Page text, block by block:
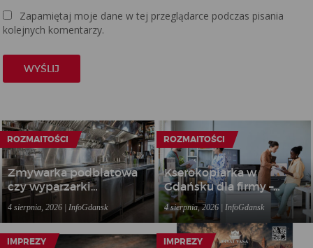
Zapamiętaj moje dane w tej przeglądarce podczas pisania
kolejnych komentarzy.
ROZMAITOŚCI
Zmywarka podblatowa
czy wyparzarki
gastronomiczne – jakie
rozwiązanie wybrać do
4 sierpnia, 2026 | InfoGdansk
ROZMAITOŚCI
Kserokopiarka w
Gdańsku dla firmy –
kiedy wynajem sprzętu
biurowego bardziej się
opłaca niż zakup?
4 sierpnia, 2026 | InfoGdansk
IMPREZY IMPREZY